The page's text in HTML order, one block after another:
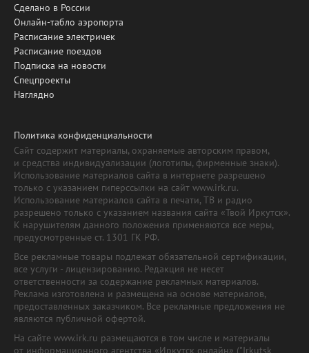
Сделано в России
Онлайн-табло аэропорта
Расписание электричек
Расписание поездов
Подписка на новости
Спецпроекты
Наглядно
Политика конфиденциальности
Сайт содержит материалы, охраняемые авторским правом,
и средства индивидуализации (логотипы, фирменные знаки).
Использование материалов сайта в интернете разрешено
только с указанием гиперссылки на сайт www.irk.ru.
Использование материалов сайта в печати, ТВ и радио
разрешено только с указанием названия сайта «Твой Иркутск».
К нарушителям данного положения применяются все меры,
предусмотренные ст. 1301 ГК РФ.
Все рекламные товары подлежат обязательной сертификации,
все услуги - лицензированию. Редакция не несет
ответственности за содержание рекламных материалов.
Реклама изготовлена и размещена на основе материалов,
предоставленных заказчиком. Все рекламные предложения не
являются публичной офертой.
На сайте www.irk.ru размещаются в том числе и материалы
от информационного агентства «Иркутск онлайн» ("Irkutsk